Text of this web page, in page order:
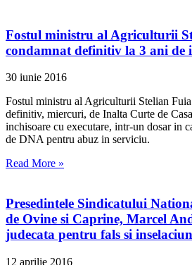
Fostul ministru al Agriculturii
condamnat definitiv la 3 ani de
30 iunie 2016
Fostul ministru al Agriculturii Stelian
definitiv, miercuri, de Inalta Curte de
inchisoare cu executare, intr-un dosar in
de DNA pentru abuz in serviciu.
Read More »
Presedintele Sindicatului
de Ovine si Caprine, Marcel
judecata pentru fals si
12 aprilie 2016